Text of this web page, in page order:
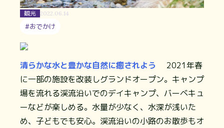
観光 2022.06.14
#おでかけ
清らかな水と豊かな自然に癒されよう
2021年春
に一部の施設を改装しグランドオープン。キャンプ
場を流れる渓流沿いでのデイキャンプ、バーベキュ
ーなどが楽しめる。水量が少なく、水深が浅いた
め、子どもでも安心。渓流沿いの小路のお散歩もオ